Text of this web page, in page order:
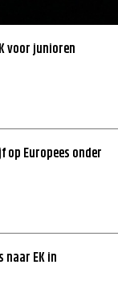
voor junioren
op Europees onder
naar EK in